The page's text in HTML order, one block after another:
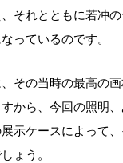
それとともに若冲
っているのです。
その当時の最高の
から、今回の照明
展示ケースによって
ょう。